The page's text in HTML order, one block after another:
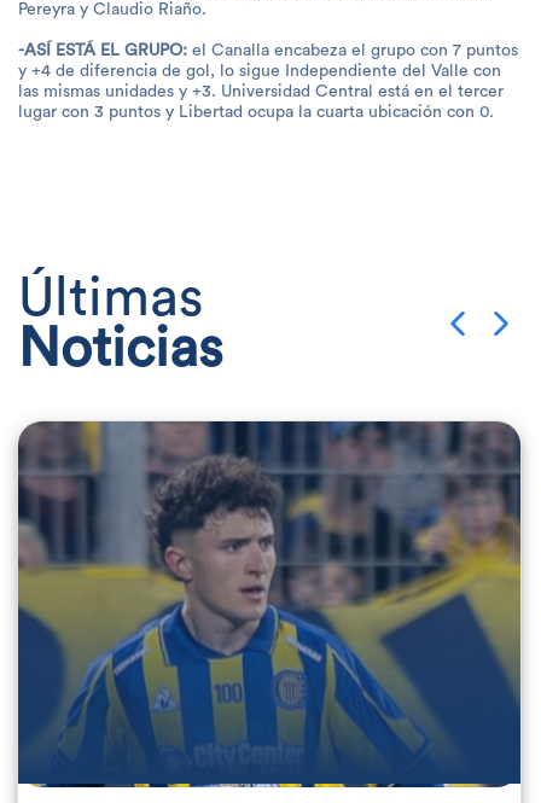
Pereyra y Claudio Riaño.
-ASÍ ESTÁ EL GRUPO: el Canalla encabeza el grupo con 7 puntos
y +4 de diferencia de gol, lo sigue Independiente del Valle con
las mismas unidades y +3. Universidad Central está en el tercer
lugar con 3 puntos y Libertad ocupa la cuarta ubicación con 0.
Últimas
Noticias